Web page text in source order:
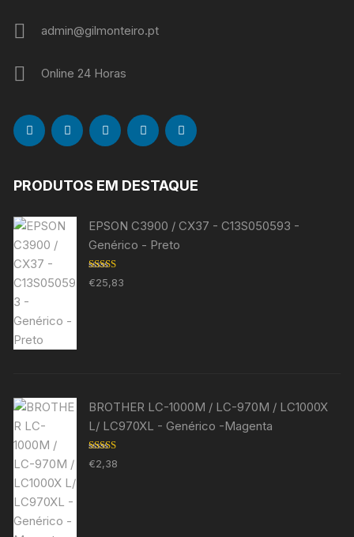
admin@gilmonteiro.pt
Online 24 Horas
PRODUTOS EM DESTAQUE
EPSON C3900 / CX37 - C13S050593 -
Genérico - Preto
Avaliação
5.00de 5
€25,83
BROTHER LC-1000M / LC-970M / LC1000X
L/ LC970XL - Genérico -Magenta
Avaliação
5.00de 5
€2,38